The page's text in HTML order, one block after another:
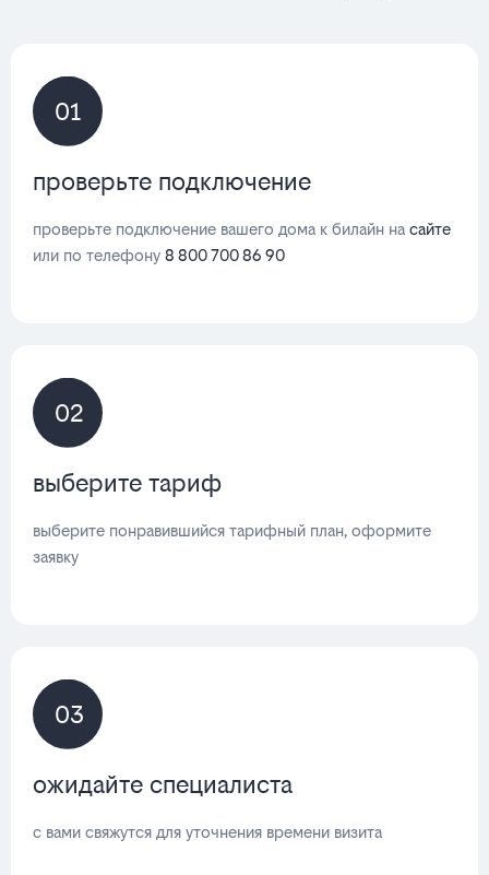
01
проверьте подключение
проверьте подключение вашего дома к билайн на сайте
или по телефону 8 800 700 86 90
02
выберите тариф
выберите понравившийся тарифный план, оформите
заявку
03
ожидайте специалиста
с вами свяжутся для уточнения времени визита